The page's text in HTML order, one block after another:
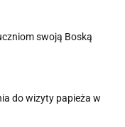
swoją Boską
do wizyty papieża w